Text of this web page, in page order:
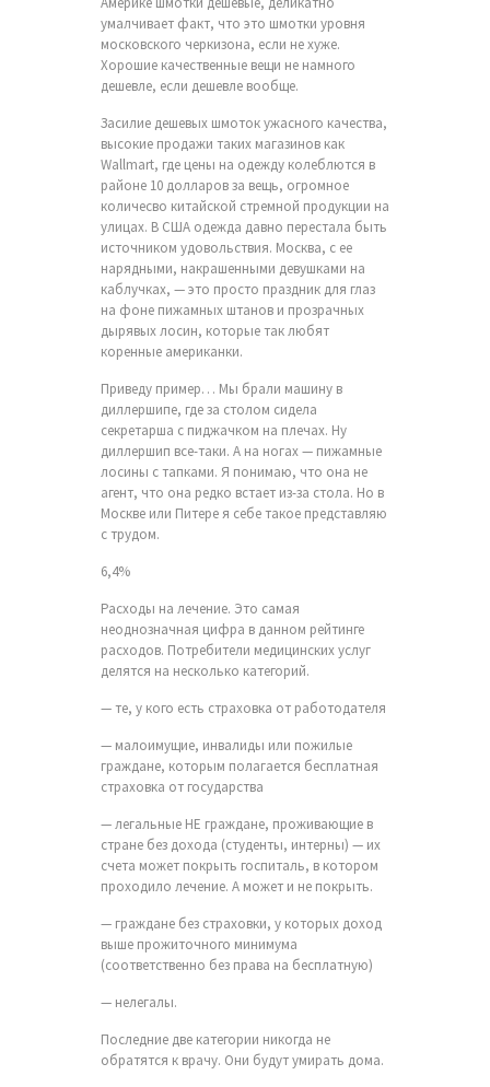
умалчивает факт, что это шмотки уровня
московского черкизона, если не хуже.
Хорошие качественные вещи не намного
дешевле, если дешевле вообще.
Засилие дешевых шмоток ужасного качества,
высокие продажи таких магазинов как
Wallmart, где цены на одежду колеблются в
районе 10 долларов за вещь, огромное
количесво китайской стремной продукции на
улицах. В США одежда давно перестала быть
источником удовольствия. Москва, с ее
нарядными, накрашенными девушками на
каблучках, — это просто праздник для глаз
на фоне пижамных штанов и прозрачных
дырявых лосин, которые так любят
коренные американки.
Приведу пример… Мы брали машину в
диллершипе, где за столом сидела
секретарша с пиджачком на плечах. Ну
диллершип все-таки. А на ногах — пижамные
лосины с тапками. Я понимаю, что она не
агент, что она редко встает из-за стола. Но в
Москве или Питере я себе такое представляю
с трудом.
6,4%
Расходы на лечение. Это самая
неоднозначная цифра в данном рейтинге
расходов. Потребители медицинских услуг
делятся на несколько категорий.
— те, у кого есть страховка от работодателя
— малоимущие, инвалиды или пожилые
граждане, которым полагается бесплатная
страховка от государства
— легальные НЕ граждане, проживающие в
стране без дохода (студенты, интерны) — их
счета может покрыть госпиталь, в котором
проходило лечение. А может и не покрыть.
— граждане без страховки, у которых доход
выше прожиточного минимума
(соответственно без права на бесплатную)
— нелегалы.
Последние две категории никогда не
обратятся к врачу. Они будут умирать дома.